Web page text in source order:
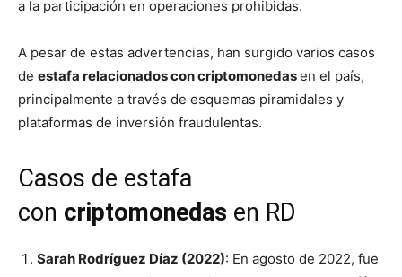
a la participación en operaciones prohibidas.
A pesar de estas advertencias, han surgido varios casos
de estafa relacionados con criptomonedasen el país,
principalmente a través de esquemas piramidales y
plataformas de inversión fraudulentas.
Casos de estafa
con criptomonedas en RD
Sarah Rodríguez Díaz (2022): En agosto de 2022, fue